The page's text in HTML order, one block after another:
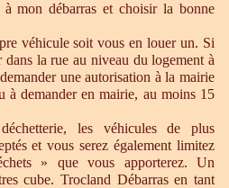
mon débarras et choisir la bonne
véhicule soit vous en louer un. Si
dans la rue au niveau du logement à
une autorisation à la mairie
à demander en mairie, au moins 15
les véhicules de plus
et vous serez également limitez
» que vous apporterez. Un
cube. Trocland Débarras en tant